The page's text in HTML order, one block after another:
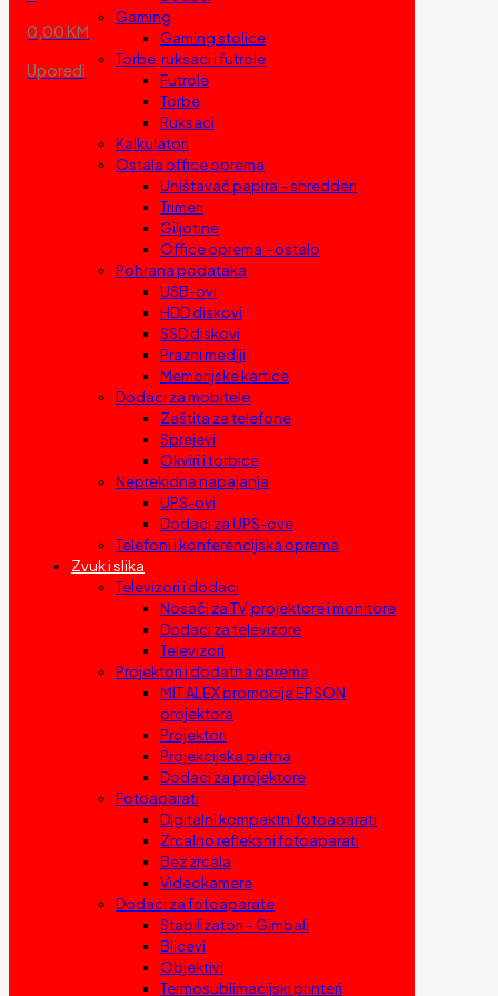
0,00 KM
Uporedi
Gaming
Gaming stolice
Torbe, ruksaci i futrole
Futrole
Torbe
Ruksaci
Kalkulatori
Ostala office oprema
Uništavač papira – shredderi
Trimeri
Giljotine
Office oprema – ostalo
Pohrana podataka
USB-ovi
HDD diskovi
SSD diskovi
Prazni mediji
Memorijske kartice
Dodaci za mobitele
Zaštita za telefone
Sprejevi
Okviri i torbice
Neprekidna napajanja
UPS-ovi
Dodaci za UPS-ove
Telefoni i konferencijska oprema
Zvuk i slika
Televizori i dodaci
Nosači za TV, projektore i monitore
Dodaci za televizore
Televizori
Projektori i dodatna oprema
MIT ALEX promocija EPSON
projektora
Projektori
Projekcijska platna
Dodaci za projektore
Fotoaparati
Digitalni kompaktni fotoaparati
Zrcalno refleksni fotoaparati
Bez zrcala
Videokamere
Dodaci za fotoaparate
Stabilizatori – Gimbali
Blicevi
Objektivi
Termosublimacijski printeri